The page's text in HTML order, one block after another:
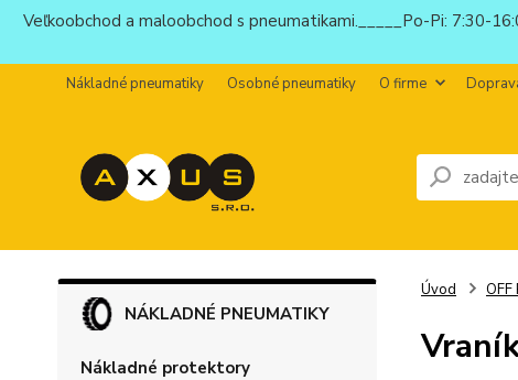
Veľkoobchod a maloobchod s pneumatikami._____Po-Pi: 7:30-
Nákladné pneumatiky Osobné pneumatiky O firme
NÁKLADNÉ PNEUMATIKY
Nákladné protektory
Úvod